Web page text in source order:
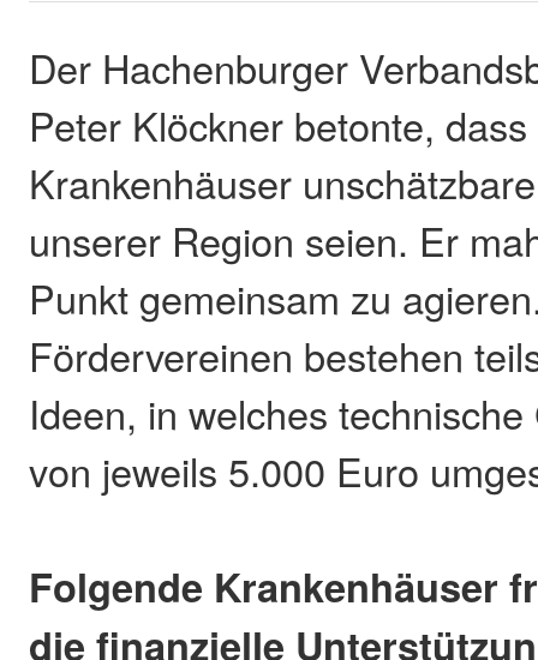
Der Hachenburger
Peter Klöckner betonte,
Krankenhäuser
unserer Region seien. Er
Punkt gemeinsam zu
Fördervereinen bestehen
Ideen, in welches
von jeweils 5.000 Euro
Folgende Krankenhäuser
die finanzielle